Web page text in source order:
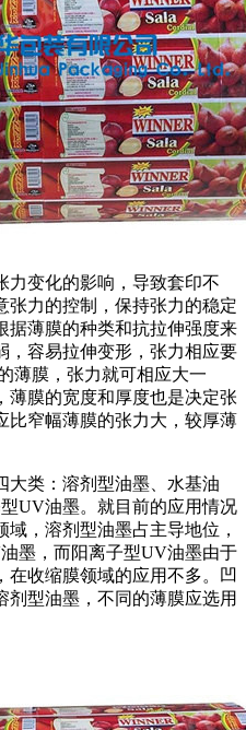
力变化的影响，导致套印不
张力的控制，保持张力的稳定
据薄膜的种类和抗拉伸强度来
，容易拉伸变形，张力相应要
薄膜，张力就可相应大一
薄膜的宽度和厚度也是决定张
比窄幅薄膜的张力大，较厚薄
大类：溶剂型油墨、水基油
UV油墨。就目前的应用情况
域，溶剂型油墨占主导地位，
墨，而阳离子型UV油墨由于
收缩膜领域的应用不多。凹
剂型油墨，不同的薄膜应选用